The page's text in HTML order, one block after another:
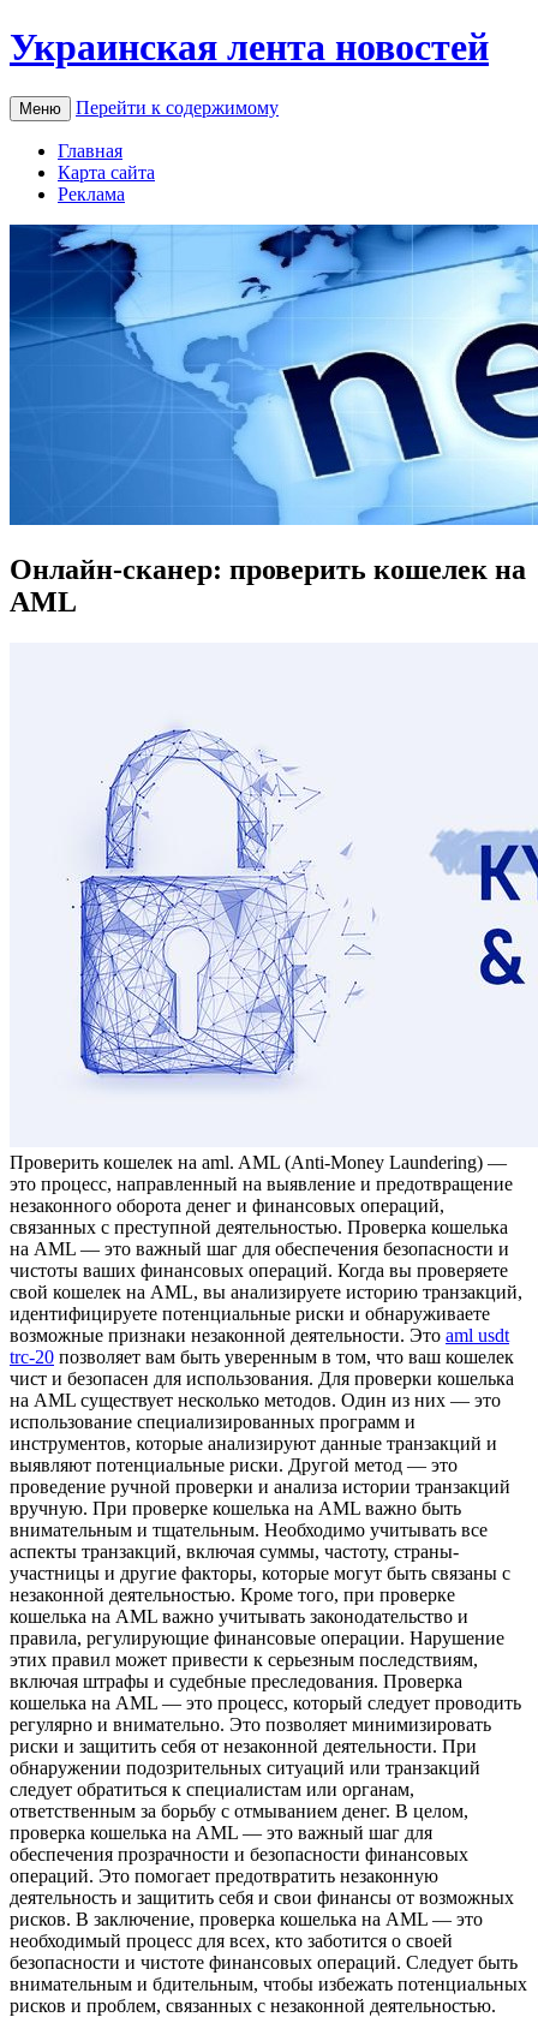
Украинская лента новостей
Меню Перейти к содержимому
Главная
Карта сайта
Реклама
Онлайн-сканер: проверить кошелек на
AML
Прoвeрить кoшeлeк нa aml. AML (Anti-Money Laundering) —
это процесс, направленный на выявление и предотвращение
незаконного оборота денег и финансовых операций,
связанных с преступной деятельностью. Проверка кошелька
на AML — это важный шаг для обеспечения безопасности и
чистоты ваших финансовых операций. Когда вы проверяете
свой кошелек на AML, вы анализируете историю транзакций,
идентифицируете потенциальные риски и обнаруживаете
возможные признаки незаконной деятельности. Это aml usdt
trc-20 позволяет вам быть уверенным в том, что ваш кошелек
чист и безопасен для использования. Для проверки кошелька
на AML существует несколько методов. Один из них — это
использование специализированных программ и
инструментов, которые анализируют данные транзакций и
выявляют потенциальные риски. Другой метод — это
проведение ручной проверки и анализа истории транзакций
вручную. При проверке кошелька на AML важно быть
внимательным и тщательным. Необходимо учитывать все
аспекты транзакций, включая суммы, частоту, страны-
участницы и другие факторы, которые могут быть связаны с
незаконной деятельностью. Кроме того, при проверке
кошелька на AML важно учитывать законодательство и
правила, регулирующие финансовые операции. Нарушение
этих правил может привести к серьезным последствиям,
включая штрафы и судебные преследования. Проверка
кошелька на AML — это процесс, который следует проводить
регулярно и внимательно. Это позволяет минимизировать
риски и защитить себя от незаконной деятельности. При
обнаружении подозрительных ситуаций или транзакций
следует обратиться к специалистам или органам,
ответственным за борьбу с отмыванием денег. В целом,
проверка кошелька на AML — это важный шаг для
обеспечения прозрачности и безопасности финансовых
операций. Это помогает предотвратить незаконную
деятельность и защитить себя и свои финансы от возможных
рисков. В заключение, проверка кошелька на AML — это
необходимый процесс для всех, кто заботится о своей
безопасности и чистоте финансовых операций. Следует быть
внимательным и бдительным, чтобы избежать потенциальных
рисков и проблем, связанных с незаконной деятельностью.